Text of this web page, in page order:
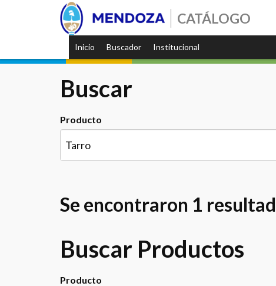
CATÁLOGO
Inicio Buscador Institucional
Buscar
Producto
Se encontraron 1
Buscar Productos
Producto